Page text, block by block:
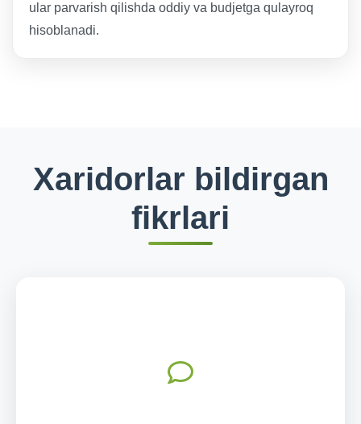
ular parvarish qilishda oddiy va budjetga qulayroq
hisoblanadi.
Xaridorlar bildirgan
fikrlari